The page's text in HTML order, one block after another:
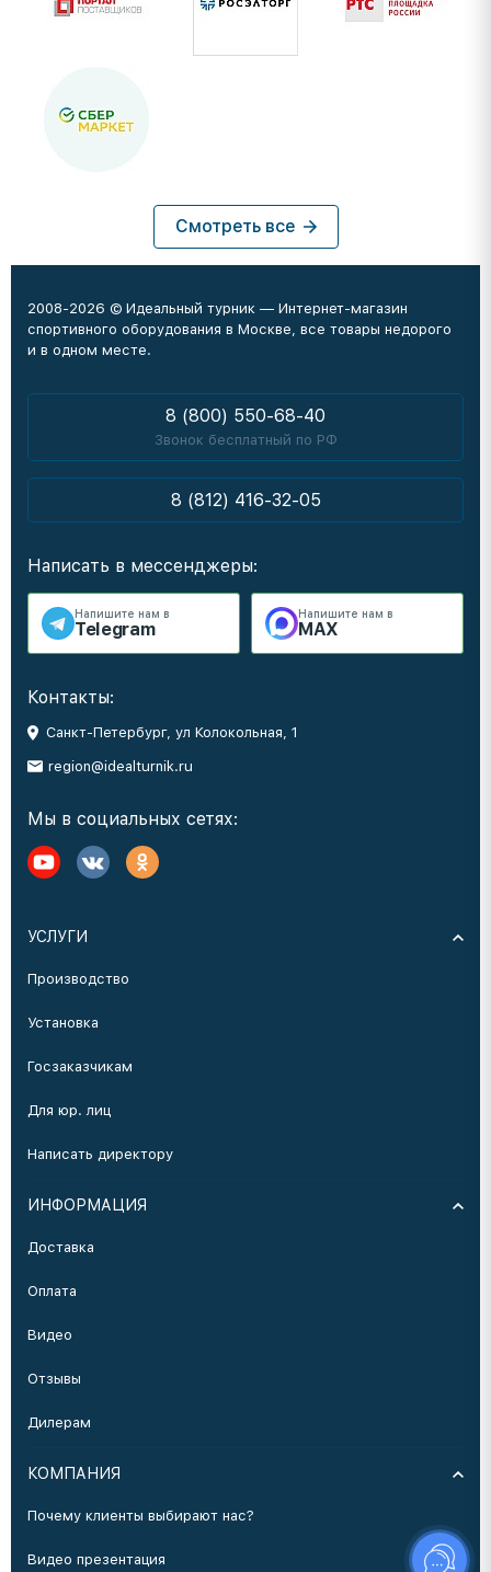
Смотреть все
2008-2026 © Идеальный турник — Интернет-магазин
спортивного оборудования в Москве, все товары недорого
и в одном месте.
8 (800) 550-68-40
Звонок бесплатный по РФ
8 (812) 416-32-05
Написать в мессенджеры:
Напишите нам в
Telegram
Напишите нам в
MAX
Контакты:
Санкт-Петербург, ул Колокольная, 1
region@idealturnik.ru
Мы в социальных сетях:
УСЛУГИ
Производство
Установка
Госзаказчикам
Для юр. лиц
Написать директору
ИНФОРМАЦИЯ
Доставка
Оплата
Видео
Отзывы
Дилерам
КОМПАНИЯ
Почему клиенты выбирают нас?
Видео презентация